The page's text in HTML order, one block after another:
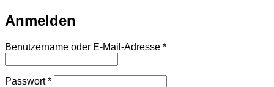
Anmelden
Benutzername oder E-Mail-Adresse *Erforderlich
Passwort*Erforderlich